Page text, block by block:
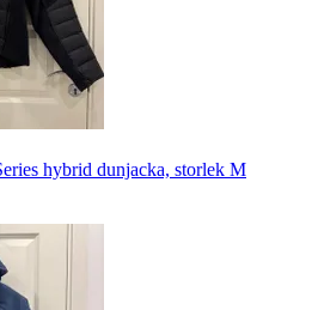
hybrid dunjacka, storlek M